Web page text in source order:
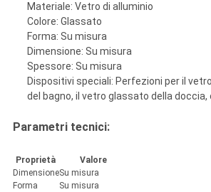
Materiale: Vetro di alluminio
Colore: Glassato
Forma: Su misura
Dimensione: Su misura
Spessore: Su misura
Dispositivi speciali: Perfezioni per il
del bagno, il vetro glassato della doccia,
Parametri tecnici:
Proprietà
Valore
DimensioneSu misura
Forma
Su misura